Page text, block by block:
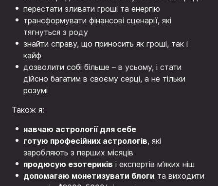
перестати зливати гроші та енергію
трансформувати фінансові сценарії, які
тягнуться з роду
знайти справу, що приносить як гроші, так і
кайф
дозволити собі більше – в усьому, і стати
дійсно багатим в своєму серці, а не тільки
розумі
Також я:
навчаю астрології для себе
готую професійних астрологів, які
заробляють з перших місяців
продюсую езотериків і експертів м’яких ніш
допомагаю монетизувати блоги та виходити